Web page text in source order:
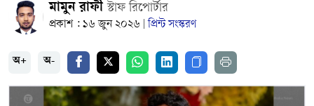
মামুন রাফীস্টাফ রিপোর্টার
প্রকাশ : ১৬ জুন ২০২৬ প্রিন্ট সংস্করণ
অ+ অ-